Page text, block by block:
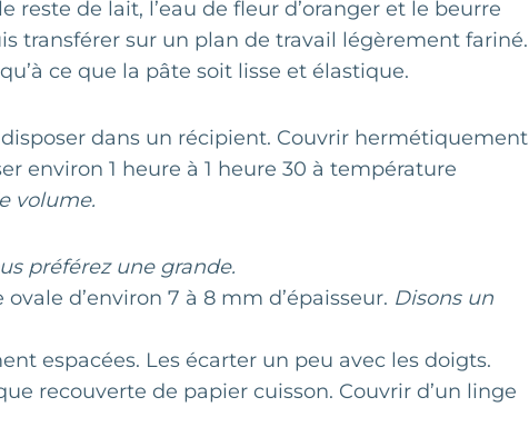
reste de lait, l’eau de fleur d’oranger et le beurre
transférer sur un plan de travail légèrement fariné.
ce que la pâte soit lisse et élastique.
dans un récipient. Couvrir hermétiquement
environ 1 heure à 1 heure 30 à température
volume.
préférez une grande.
d’environ 7 à 8 mm d’épaisseur. Disons un
espacées. Les écarter un peu avec les doigts.
recouverte de papier cuisson. Couvrir d’un linge